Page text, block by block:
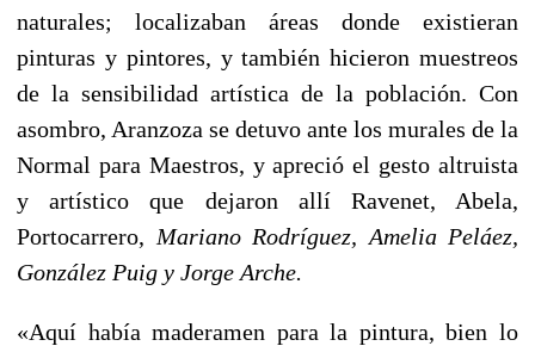
naturales; localizaban áreas donde existieran
pinturas y pintores, y también hicieron muestreos
de la sensibilidad artística de la población. Con
asombro, Aranzoza se detuvo ante los murales de la
Normal para Maestros, y apreció el gesto altruista
y artístico que dejaron allí Ravenet, Abela,
Portocarrero, Mariano Rodríguez, Amelia Peláez,
González Puig y Jorge Arche.
«Aquí había maderamen para la pintura, bien lo